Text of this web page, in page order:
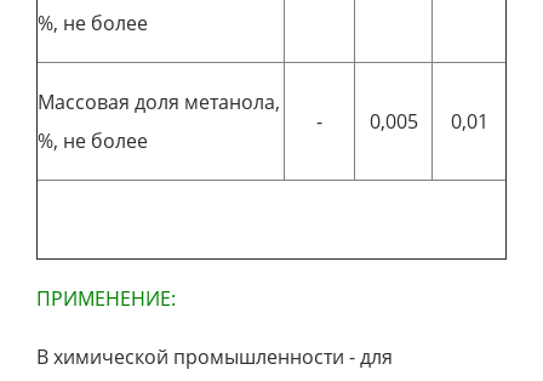
%, не более
Массовая доля метанола,
%, не более
- 0,005 0,01
ПРИМЕНЕНИЕ:
В химической промышленности - для